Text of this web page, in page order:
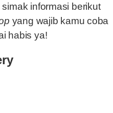
informasi berikut
yang wajib kamu coba
habis ya!